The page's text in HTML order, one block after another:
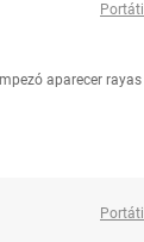
aparecer rayas